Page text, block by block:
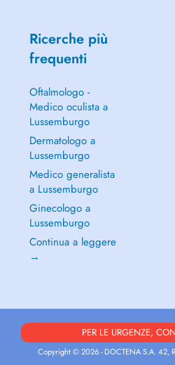
Ricerche più
frequenti
Oftalmologo -
Medico oculista a
Lussemburgo
Dermatologo a
Lussemburgo
Medico generalista
a Lussemburgo
Ginecologo a
Lussemburgo
Continua a leggere
→
PER LE URGENZE,
Copyright © 2026 - DOCTENA S.A. 42,